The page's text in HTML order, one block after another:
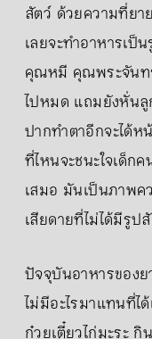
สัตว์ ด้วยความที่ยา
เลยจะทำอาหารเป็
คุณหมี คุณพระจันท
ไปหมด แถมยังหั่นลู
ปากทำตาอีกจะได้ห
ที่ไหนจะชนะใจเด็ก
เสมอ มันเป็นภาพ
เสียดายที่ไม่ได้มีรูป
ปัจจุบันอาหารของ
ไม่มีอะไรมาแทนที่ไ